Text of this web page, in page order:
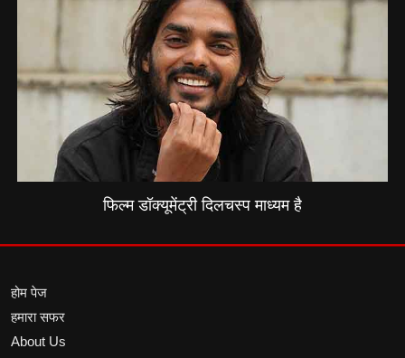
फिल्म डॉक्यूमेंट्री दिलचस्प माध्यम है
होम पेज
हमारा सफर
About Us